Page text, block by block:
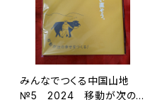
雑貨・その他
日本：法律・経済・政治関連
海外：法律・経済・政治関連
みんなでつくる中国山地
№5 2024 移動が次の